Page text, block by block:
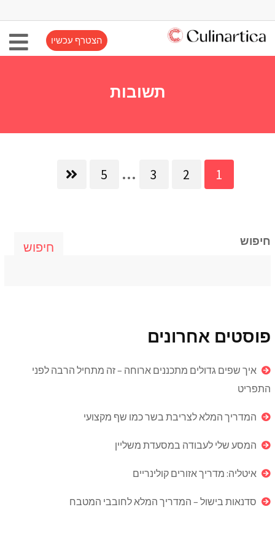
הצטרף עכשיו
תשובות
1
2
3
...
5
חיפוש חיפוש
פוסטים אחרונים
איך שפים גדולים מתכננים ארוחה – זה מתחיל הרבה לפני
התפריט
המדריך המלא לצריבת בשר כמו שף מקצועי
המסע שלי לעבודה במסעדת משליין
איטליה: מדריך אזורים קולינריים
סדנאות בישול – המדריך המלא לחובבי המטבח